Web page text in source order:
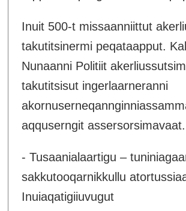
Inuit 500-t missaanniittut
takutitsinermi peqataapput.
Nunaanni Politiit
takutitsisut ingerlaarneranni
aqquserngit assersorsimavaat.
- Tusaanialaartigu –
sakkutooqarnikkullu
Inuiaqatigiiuvugut